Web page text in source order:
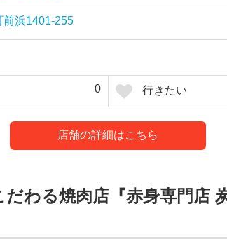
前浜1401-255
0 行きたい
店舗の詳細はこちら
わる焼肉店『赤身専門店